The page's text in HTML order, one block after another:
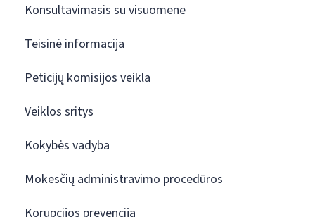
Konsultavimasis su visuomene
Teisinė informacija
Peticijų komisijos veikla
Veiklos sritys
Kokybės vadyba
Mokesčių administravimo procedūros
Korupcijos prevencija